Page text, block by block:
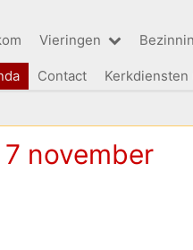
Vieringen
Contact
november